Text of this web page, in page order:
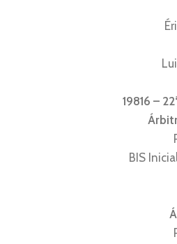
19816 –
BIS